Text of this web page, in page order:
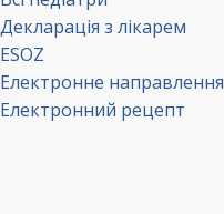
Декларація з лікарем
ESOZ
Електронне направлення
Електронний рецепт